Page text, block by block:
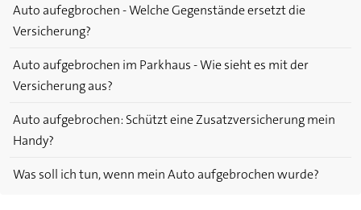
Auto aufegbrochen - Welche Gegenstände ersetzt die
Versicherung?
Auto aufgebrochen im Parkhaus - Wie sieht es mit der
Versicherung aus?
Auto aufgebrochen: Schützt eine Zusatzversicherung mein
Handy?
Was soll ich tun, wenn mein Auto aufgebrochen wurde?